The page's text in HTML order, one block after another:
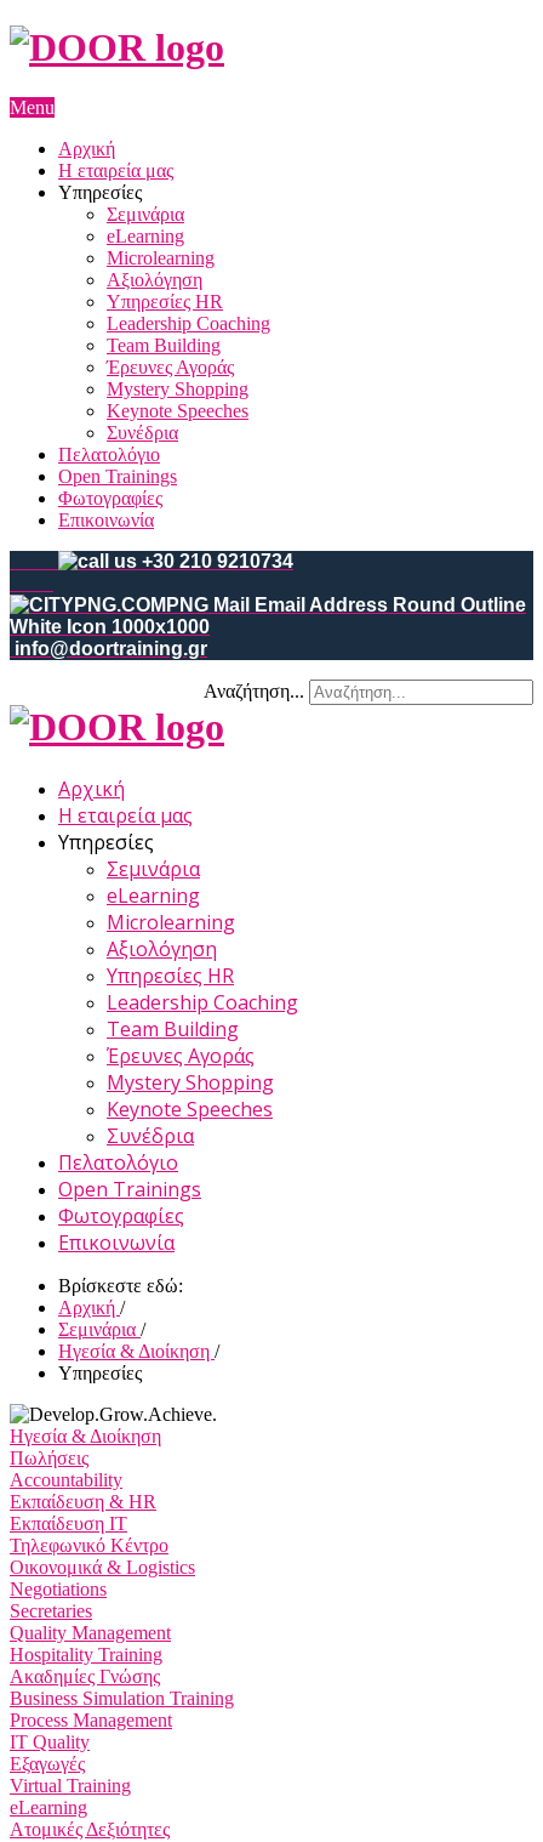
Menu
Αρχική
Η εταιρεία μας
Υπηρεσίες
Σεμινάρια
eLearning
Microlearning
Αξιολόγηση
Υπηρεσίες HR
Leadership Coaching
Team Building
Έρευνες Αγοράς
Mystery Shopping
Keynote Speeches
Συνέδρια
Πελατολόγιο
Open Trainings
Φωτογραφίες
Επικοινωνία
+30 210 9210734
info@doortraining.gr
Αναζήτηση...
Αρχική
Η εταιρεία μας
Υπηρεσίες
Σεμινάρια
eLearning
Microlearning
Αξιολόγηση
Υπηρεσίες HR
Leadership Coaching
Team Building
Έρευνες Αγοράς
Mystery Shopping
Keynote Speeches
Συνέδρια
Πελατολόγιο
Open Trainings
Φωτογραφίες
Επικοινωνία
Βρίσκεστε εδώ:
Αρχική /
Σεμινάρια /
Ηγεσία & Διοίκηση /
Υπηρεσίες
Ηγεσία & Διοίκηση
Πωλήσεις
Accountability
Εκπαίδευση & HR
Εκπαίδευση IT
Τηλεφωνικό Κέντρο
Οικονομικά & Logistics
Negotiations
Secretaries
Quality Management
Hospitality Training
Ακαδημίες Γνώσης
Business Simulation Training
Process Management
IT Quality
Εξαγωγές
Virtual Training
eLearning
Ατομικές Δεξιότητες